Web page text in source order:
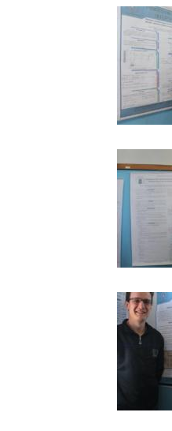
Gabinete de Segurança Institucional
Advocacia-Geral da União